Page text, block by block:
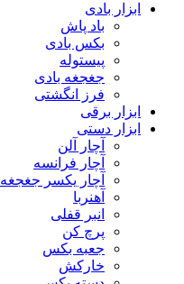
ابزار بادی
باد پاش
بکس بادی
پیستوله
جغجغه بادی
فرز انگشتی
ابزار برقی
ابزار دستی
آچار آلن
آچار فرانسه
آچار یکسر جغجغه
آهنربا
انبر قفلی
پرچ کن
جعبه بکس
خارکش